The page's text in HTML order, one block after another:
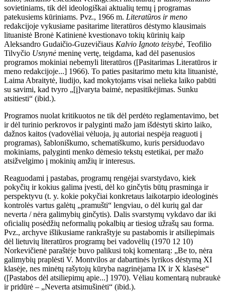
sovietiniams, tik dėl ideologiškai aktualių temų į programas
patekusiems kūriniams. Pvz., 1966 m. Literatūros ir meno
redakcijoje vykusiame pasitarime literatūros dėstymo klausimais
lituanistė Bronė Katinienė kvestionavo tokių kūrinių kaip
Aleksandro Gudaičio-Guzevičiaus Kalvio Ignoto teisybė, Teofilio
Tilvyčio Usnynė meninę vertę, teigdama, kad dėl pasenusios
programos mokiniai nebemyli literatūros ([Pasitarimas Literatūros ir
meno redakcijoje...] 1966). To paties pasitarimo metu kita lituanistė,
Laima Abraitytė, liudijo, kad mokytojams visai nelieka laiko pabūti
su savimi, kad tvyro „[į]varyta baimė, nepasitikėjimas. Sunku
atsitiesti“ (ibid.).
Programos nuolat kritikuotos ne tik dėl perdėto reglamentavimo, bet
ir dėl turinio perkrovos ir palyginti mažo jam išdėstyti skirto laiko,
dažnos kaitos (vadovėliai vėluoja, jų autoriai nespėja reaguoti į
programas), šabloniškumo, schematiškumo, kuris persiduodavo
mokiniams, palyginti menko dėmesio tekstų estetikai, per mažo
atsižvelgimo į mokinių amžių ir interesus.
Reaguodami į pastabas, programų rengėjai svarstydavo, kiek
pokyčių ir kokius galima įvesti, dėl ko ginčytis būtų prasminga ir
perspektyvu (t. y. kokie pokyčiai konkretaus laikotarpio ideologinės
kontrolės vartus galėtų „pramušti“ lengviau, o dėl kurių gal dar
neverta / nėra galimybių ginčytis). Dalis svarstymų vykdavo dar iki
oficialių posėdžių neformalių pokalbių ar tiesiog užrašų sau forma.
Pvz., archyve išlikusiame rankraštyje su pastabomis ir atsiliepimais
dėl lietuvių literatūros programų bei vadovėlių (1970 12 10)
Norkevičienė paraštėje buvo palikusi tokį komentarą: „Be to, nėra
galimybių praplėsti V. Montvilos ar dabartinės lyrikos dėstymą XI
klasėje, nes minėtų rašytojų kūryba nagrinėjama IX ir X klasėse“
([Pastabos dėl atsiliepimų apie...] 1970). Vėliau komentarą nubraukė
ir pridūrė – „Neverta atsimušinėti“ (ibid.).